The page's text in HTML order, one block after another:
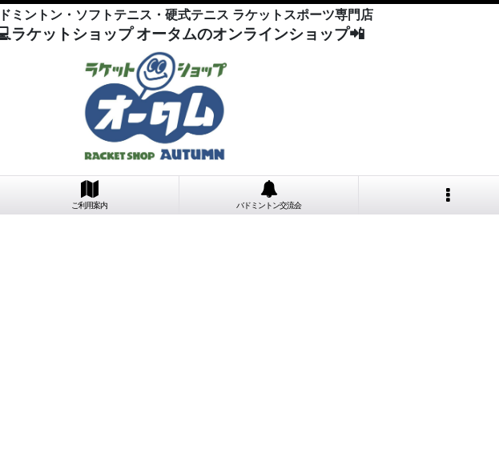
ミントン・ソフトテニス・硬式テニス ラケットスポーツ専門店
ラケットショップ オータムのオンラインショップ📲
ご利用案内 バドミントン交流会